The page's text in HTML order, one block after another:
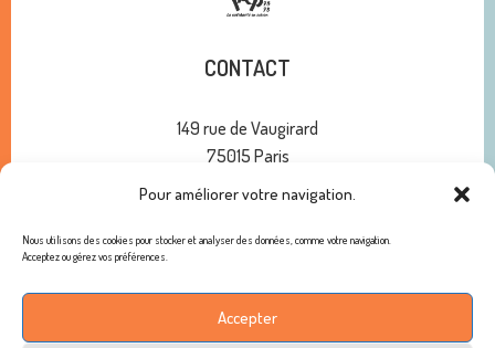
Pour améliorer votre navigation.
Nous utilisons des cookies pour stocker et analyser des données, comme votre navigation.
Acceptez ou gérez vos préférences.
Accepter
CONTACT
149 rue de Vaugirard
75015 Paris
01 47 34 00 10